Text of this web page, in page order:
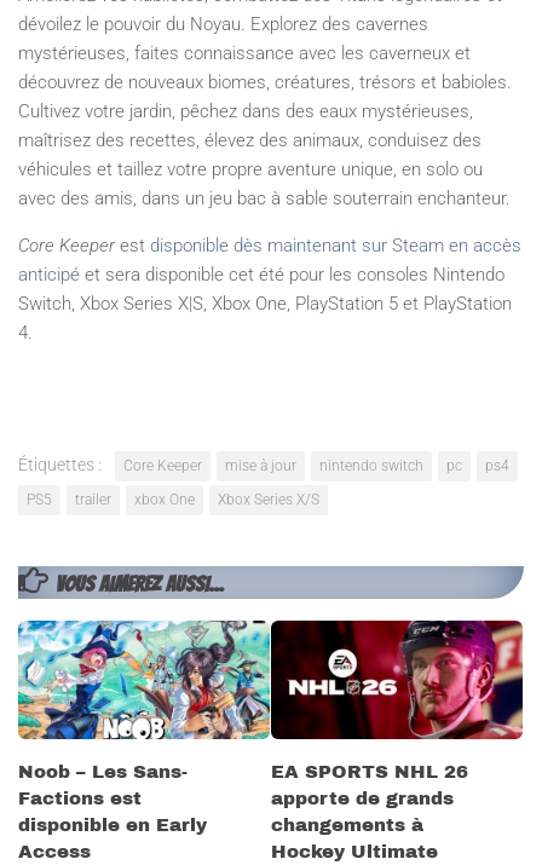
dévoilez le pouvoir du Noyau. Explorez des cavernes
mystérieuses, faites connaissance avec les caverneux et
découvrez de nouveaux biomes, créatures, trésors et babioles.
Cultivez votre jardin, pêchez dans des eaux mystérieuses,
maîtrisez des recettes, élevez des animaux, conduisez des
véhicules et taillez votre propre aventure unique, en solo ou
avec des amis, dans un jeu bac à sable souterrain enchanteur.
Core Keeperest disponible dès maintenant sur Steam en accès
anticipé et sera disponible cet été pour les consoles Nintendo
Switch, Xbox Series X|S, Xbox One, PlayStation 5 et PlayStation
4.
Étiquettes : Core Keeper mise à jour nintendo switch pc
ps4
PS5
trailer xbox One Xbox Series X/S
VOUS AIMEREZ AUSSI...
Noob – Les Sans-
Factions est
disponible en Early
Access
EA SPORTS NHL 26
apporte de grands
changements à
Hockey Ultimate